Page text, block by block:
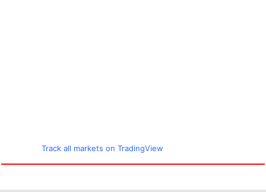
Track all markets on TradingView